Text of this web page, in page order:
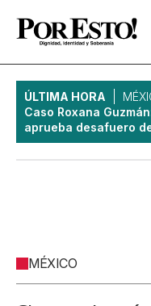
ÚLTIMA HORA
Caso Roxana
aprueba desafuero
MÉXICO